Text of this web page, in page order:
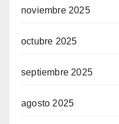
noviembre 2025
octubre 2025
septiembre 2025
agosto 2025